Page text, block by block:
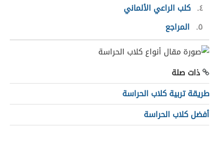
٤ كلب الراعي الألماني
٥
المراجع
ذات صلة
طريقة تربية كلاب الحراسة
أفضل كلاب الحراسة